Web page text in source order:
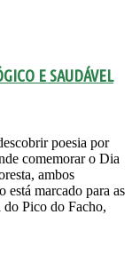
E SAUDÁVEL
poesia por
comemorar o Dia
ambos
está marcado para as
do Pico do Facho,